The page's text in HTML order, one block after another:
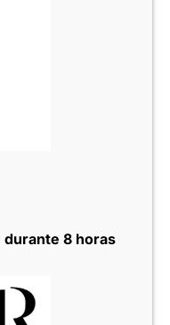
durante 8 horas